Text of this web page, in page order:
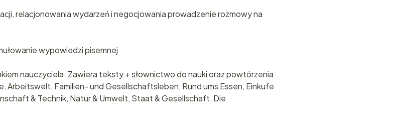
relacjonowania wydarzeń i negocjowania prowadzenie rozmowy na
wypowiedzi pisemnej
nauczyciela. Zawiera teksty + słownictwo do nauki oraz powtórzenia
Familien- und Gesellschaftsleben, Rund ums Essen, Einkufe
& Technik, Natur & Umwelt, Staat & Gesellschaft, Die